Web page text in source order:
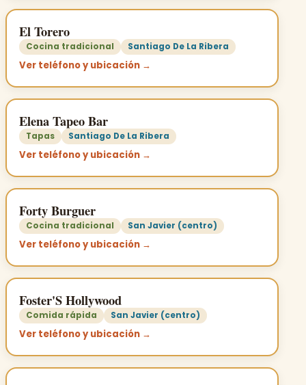
El Torero
Cocina tradicional Santiago De La Ribera
Ver teléfono y ubicación →
Elena Tapeo Bar
Tapas Santiago De La Ribera
Ver teléfono y ubicación →
Forty Burguer
Cocina tradicional San Javier (centro)
Ver teléfono y ubicación →
Foster'S Hollywood
Comida rápida San Javier (centro)
Ver teléfono y ubicación →